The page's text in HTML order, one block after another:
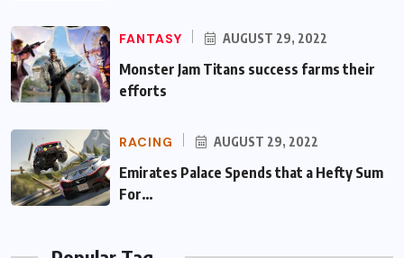
FANTASY AUGUST 29, 2022
Monster Jam Titans success farms their
efforts
RACING AUGUST 29, 2022
Emirates Palace Spends that a Hefty Sum
For…